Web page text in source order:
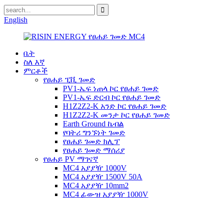
English
ቤት
ስለ እኛ
ምርቶች
የፀሐይ ፒቪ ገመድ
PV1-ኤፍ ነጠላ ኮር የፀሐይ ገመድ
PV1-ኤፍ ድርብ ኮር የፀሐይ ገመድ
H1Z2Z2-K አንድ ኮር የፀሐይ ገመድ
H1Z2Z2-K መንታ ኮር የፀሐይ ገመድ
Earth Ground ኬብል
የባትሪ ግንኙነት ገመድ
የፀሐይ ገመድ ክሊፕ
የፀሐይ ገመድ ማሰሪያ
የፀሐይ PV ማገናኛ
MC4 አያያዥ 1000V
MC4 አያያዥ 1500V 50A
MC4 አያያዥ 10mm2
MC4 ፊውዝ አያያዥ 1000V